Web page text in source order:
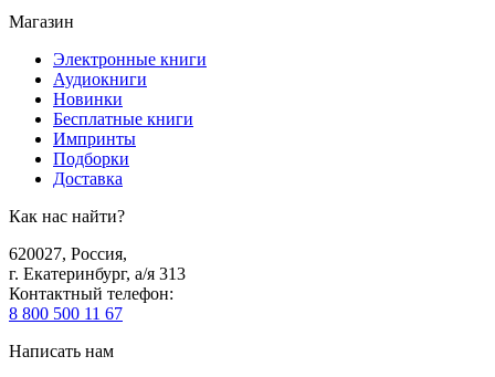
Магазин
Электронные книги
Аудиокниги
Новинки
Бесплатные книги
Импринты
Подборки
Доставка
Как нас найти?
620027, Россия,
г. Екатеринбург, а/я 313
Контактный телефон:
8 800 500 11 67
Написать нам